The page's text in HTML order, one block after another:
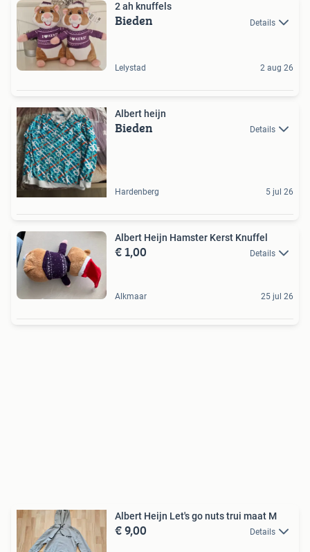
2 ah knuffels
Bieden Details
Lelystad 2 aug 26
Albert heijn
Bieden Details
Hardenberg 5 jul 26
Albert Heijn Hamster Kerst Knuffel
€ 1,00 Details
Alkmaar 25 jul 26
Albert Heijn Let's go nuts trui maat M
€ 9,00 Details